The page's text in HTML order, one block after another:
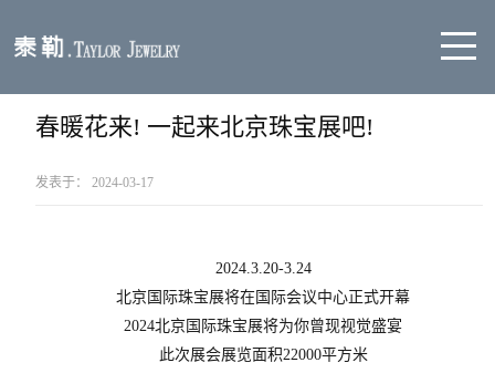
春暖花来! 一起来北京珠宝展吧!
发表于：2024-03-17
2024.3.20-3.24
北京国际珠宝展将在国际会议中心正式开幕
2024北京国际珠宝展将为你曾现视觉盛宴
此次展会展览面积22000平方米